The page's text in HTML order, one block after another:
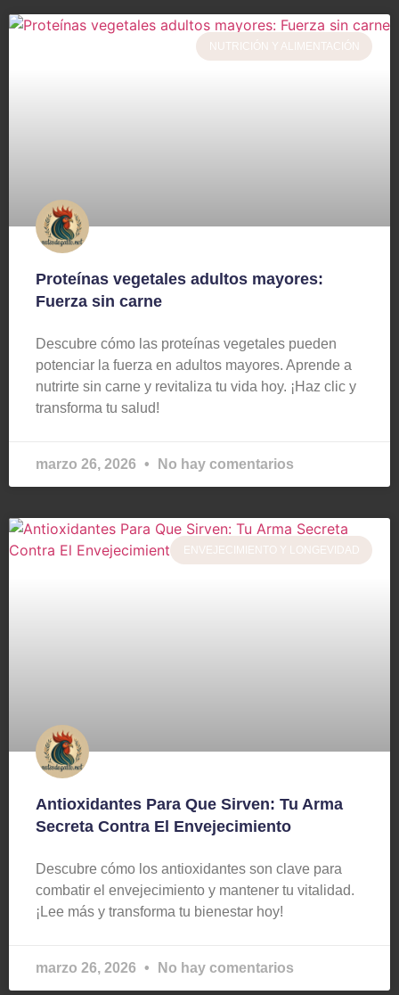
NUTRICIÓN Y ALIMENTACIÓN
Proteínas vegetales adultos mayores:
Fuerza sin carne
Descubre cómo las proteínas vegetales pueden
potenciar la fuerza en adultos mayores. Aprende a
nutrirte sin carne y revitaliza tu vida hoy. ¡Haz clic y
transforma tu salud!
marzo 26, 2026 No hay comentarios
ENVEJECIMIENTO Y LONGEVIDAD
Antioxidantes Para Que Sirven: Tu Arma
Secreta Contra El Envejecimiento
Descubre cómo los antioxidantes son clave para
combatir el envejecimiento y mantener tu vitalidad.
¡Lee más y transforma tu bienestar hoy!
marzo 26, 2026 No hay comentarios